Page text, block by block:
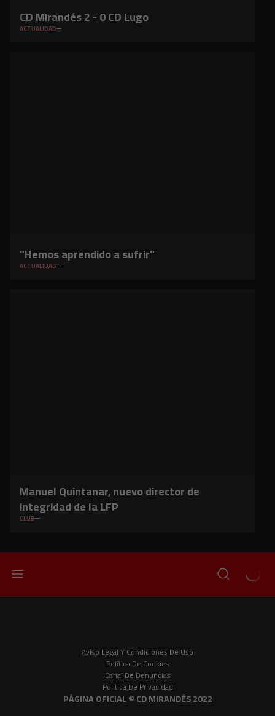
CD Mirandés 2 - 0 CD Lugo
ACTUALIDAD
"Hemos aprendido a sufrir"
ACTUALIDAD
Manuel Quintanar, nuevo director de
integridad de la LFP
CLUB
Aviso Legal Y Condiciones De Uso
Política De Cookies
Canal De Denuncias
Política De Privacidad
PÀGINA OFICIAL © CD MIRANDÉS 2022